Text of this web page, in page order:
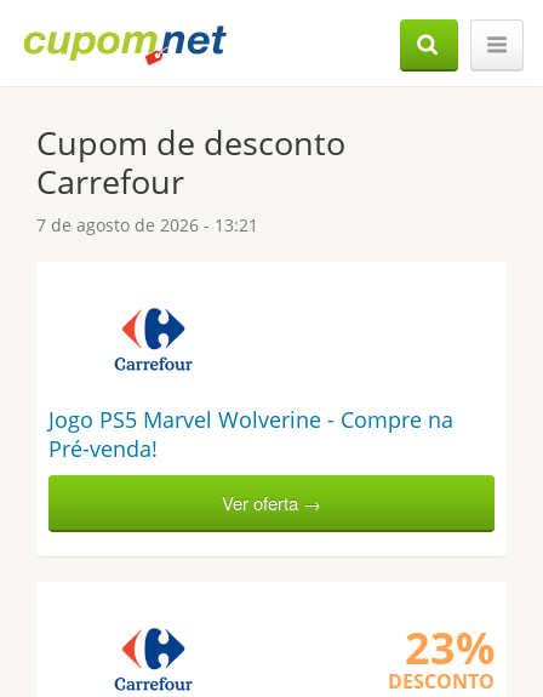
Cupom de desconto
Carrefour
7 de agosto de 2026 - 13:21
Jogo PS5 Marvel Wolverine - Compre na
Pré-venda!
Ver oferta →
23%
DESCONTO